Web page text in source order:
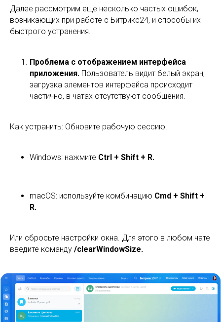
Далее рассмотрим еще несколько частых ошибок,
возникающих при работе с Битрикс24, и способы их
быстрого устранения.
Проблема с отображением интерфейса
приложения. Пользователь видит белый экран,
загрузка элементов интерфейса происходит
частично, в чатах отсутствуют сообщения.
Как устранить: Обновите рабочую сессию.
Windows: нажмите Ctrl + Shift + R.
macOS: используйте комбинацию Cmd + Shift +
R.
Или сбросьте настройки окна. Для этого в любом чате
введите команду /clearWindowSize.